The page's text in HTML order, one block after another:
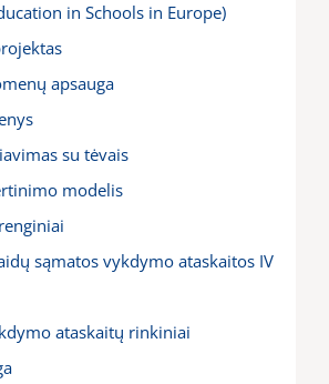
in Schools in Europe)
apsauga
su tėvais
modelis
sąmatos vykdymo ataskaitos IV
ataskaitų rinkiniai